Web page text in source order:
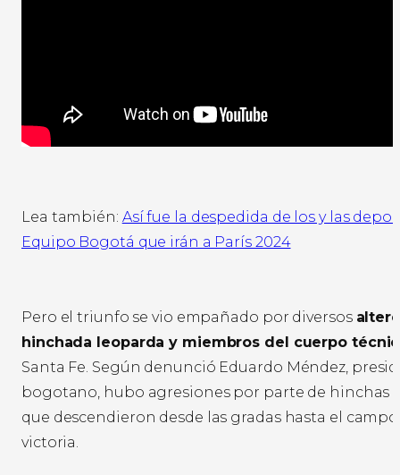
Lea también: Así fue la despedida de los y las
Equipo Bogotá que irán a París 2024
Pero el triunfo se vio empañado por diversos
hinchada leoparda y miembros del cuerpo
Santa Fe. Según denunció Eduardo Méndez,
bogotano, hubo agresiones por parte de hinchas
que descendieron desde las gradas hasta el
victoria.